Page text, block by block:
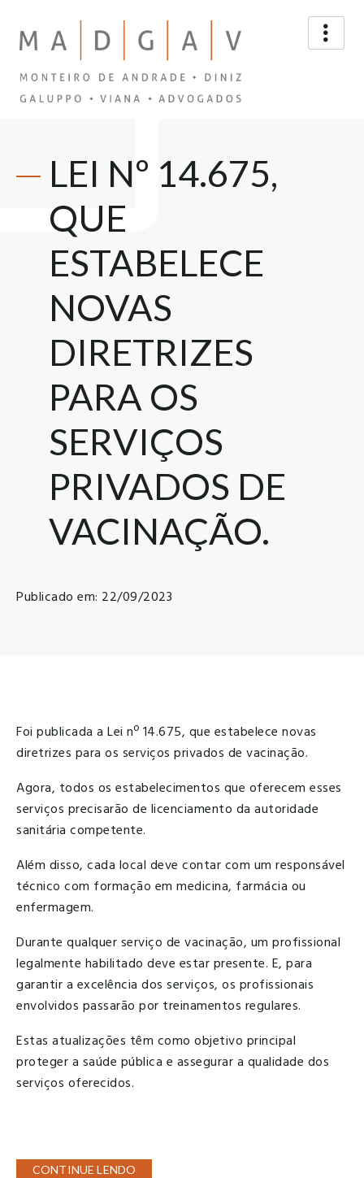
LEI Nº 14.675,
QUE
ESTABELECE
NOVAS
DIRETRIZES
PARA OS
SERVIÇOS
PRIVADOS DE
VACINAÇÃO.
Publicado em: 22/09/2023
Foi publicada a Lei nº 14.675, que estabelece novas
diretrizes para os serviços privados de vacinação.
Agora, todos os estabelecimentos que oferecem esses
serviços precisarão de licenciamento da autoridade
sanitária competente.
Além disso, cada local deve contar com um responsável
técnico com formação em medicina, farmácia ou
enfermagem.
Durante qualquer serviço de vacinação, um profissional
legalmente habilitado deve estar presente. E, para
garantir a excelência dos serviços, os profissionais
envolvidos passarão por treinamentos regulares.
Estas atualizações têm como objetivo principal
proteger a saúde pública e assegurar a qualidade dos
serviços oferecidos.
CONTINUE LENDO